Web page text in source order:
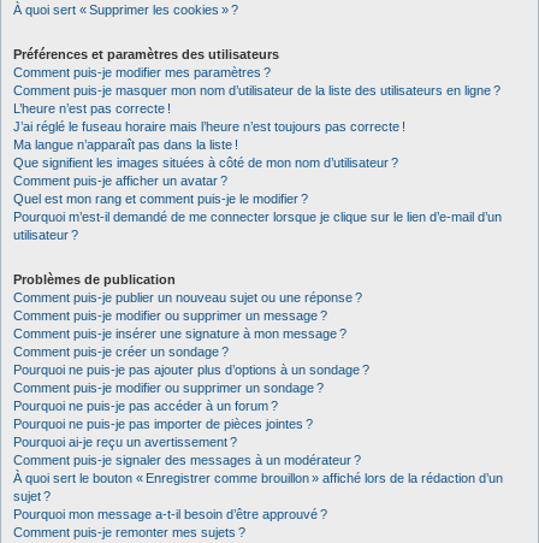
À quoi sert « Supprimer les cookies » ?
Préférences et paramètres des utilisateurs
Comment puis-je modifier mes paramètres ?
Comment puis-je masquer mon nom d’utilisateur de la liste des utilisateurs en ligne ?
L’heure n’est pas correcte !
J’ai réglé le fuseau horaire mais l’heure n’est toujours pas correcte !
Ma langue n’apparaît pas dans la liste !
Que signifient les images situées à côté de mon nom d’utilisateur ?
Comment puis-je afficher un avatar ?
Quel est mon rang et comment puis-je le modifier ?
Pourquoi m’est-il demandé de me connecter lorsque je clique sur le lien d’e-mail d’un
utilisateur ?
Problèmes de publication
Comment puis-je publier un nouveau sujet ou une réponse ?
Comment puis-je modifier ou supprimer un message ?
Comment puis-je insérer une signature à mon message ?
Comment puis-je créer un sondage ?
Pourquoi ne puis-je pas ajouter plus d’options à un sondage ?
Comment puis-je modifier ou supprimer un sondage ?
Pourquoi ne puis-je pas accéder à un forum ?
Pourquoi ne puis-je pas importer de pièces jointes ?
Pourquoi ai-je reçu un avertissement ?
Comment puis-je signaler des messages à un modérateur ?
À quoi sert le bouton « Enregistrer comme brouillon » affiché lors de la rédaction d’un
sujet ?
Pourquoi mon message a-t-il besoin d’être approuvé ?
Comment puis-je remonter mes sujets ?